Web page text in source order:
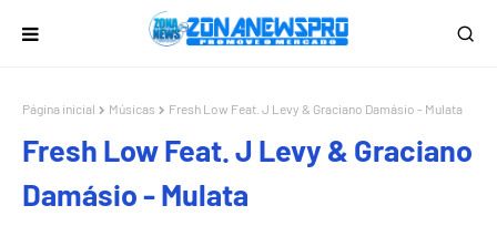
Página inicial Músicas Fresh Low Feat. J Levy & Graciano Damásio - Mulata
Fresh Low Feat. J Levy & Graciano
Damásio - Mulata